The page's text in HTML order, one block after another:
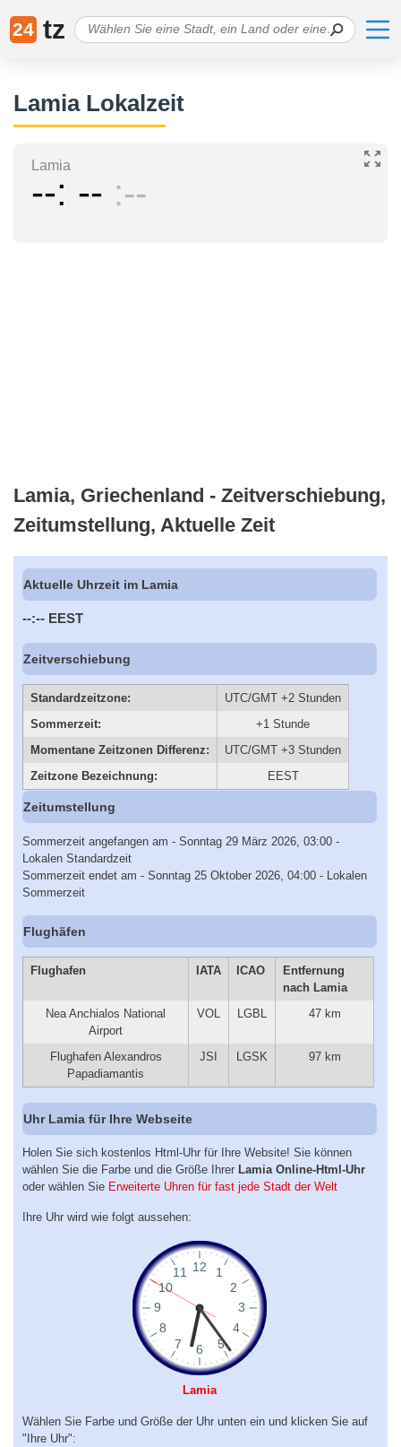
24 tz
Lamia Lokalzeit
Lamia
-- -- --
Lamia, Griechenland - Zeitverschiebung,
Zeitumstellung, Aktuelle Zeit
Aktuelle Uhrzeit im Lamia
--:-- EEST
Zeitverschiebung
Standardzeitzone:
UTC/GMT +2 Stunden
Sommerzeit:
+1 Stunde
Momentane Zeitzonen Differenz:
UTC/GMT +3 Stunden
Zeitzone Bezeichnung:
EEST
Zeitumstellung
Sommerzeit angefangen am - Sonntag 29 März 2026, 03:00 -
Lokalen Standardzeit
Sommerzeit endet am - Sonntag 25 Oktober 2026, 04:00 - Lokalen
Sommerzeit
Flughäfen
Flughafen IATA ICAO
Entfernung
nach Lamia
Nea Anchialos National
Airport
VOL LGBL 47 km
Flughafen Alexandros
Papadiamantis
JSI LGSK 97 km
Uhr Lamia für Ihre Webseite
Holen Sie sich kostenlos Html-Uhr für Ihre Website! Sie können
wählen Sie die Farbe und die Größe Ihrer Lamia Online-Html-Uhr
oder wählen Sie Erweiterte Uhren für fast jede Stadt der Welt
Ihre Uhr wird wie folgt aussehen:
Lamia
Wählen Sie Farbe und Größe der Uhr unten ein und klicken Sie auf
"Ihre Uhr":